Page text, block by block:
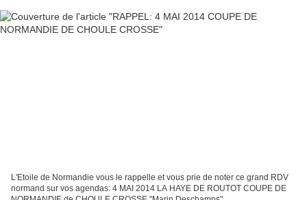
L'Etoile de Normandie vous le rappelle et vous prie de noter ce grand RDV
normand sur vos agendas: 4 MAI 2014 LA HAYE DE ROUTOT COUPE DE